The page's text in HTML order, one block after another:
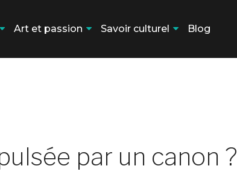
Art et passion Savoir culturel Blog
par un canon ?